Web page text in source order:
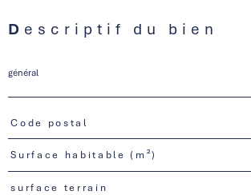
Descriptif du bien
général
TRAD_PAMPERO_Caracteristique
Code postal
Surface habitable (m²)
surface terrain